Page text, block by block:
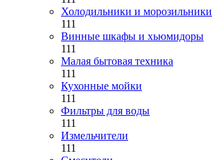
Холодильники и морозильники
111
Винные шкафы и хьюмидоры
111
Малая бытовая техника
111
Кухонные мойки
111
Фильтры для воды
111
Измельчители
111